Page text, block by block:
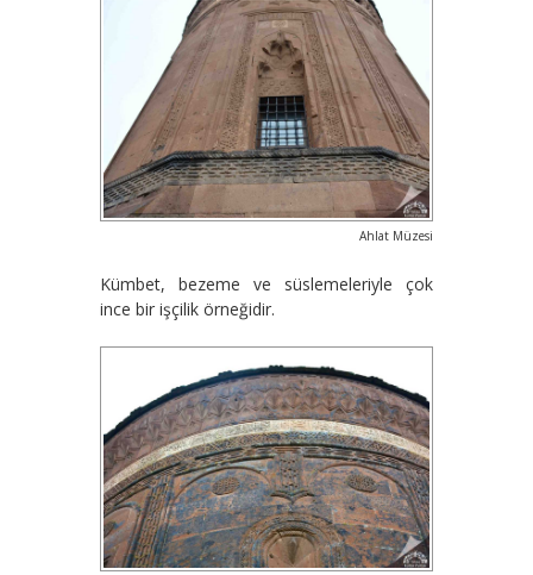
Ahlat Müzesi
Kümbet, bezeme ve süslemeleriyle çok
ince bir işçilik örneğidir.